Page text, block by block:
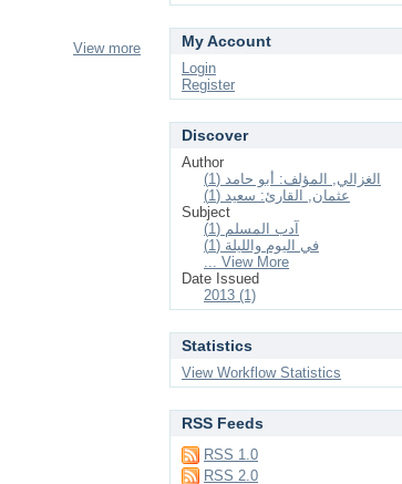
View more My Account
Login
Register
Discover
Author
الغزالي, المؤلف: أبو حامد (1)
عثمان, القارئ: سعيد (1)
Subject
آدب المسلم (1)
في اليوم والليلة (1)
... View More
Date Issued
2013 (1)
Statistics
View Workflow Statistics
RSS Feeds
RSS 1.0
RSS 2.0